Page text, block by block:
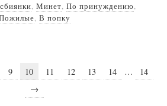
, Минет, По принуждению,
, В попку
9 10 11 12 13 14 …
14
→